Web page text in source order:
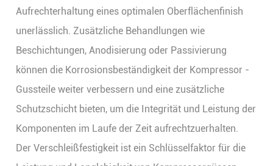
Aufrechterhaltung eines optimalen Oberflächenfinish
unerlässlich. Zusätzliche Behandlungen wie
Beschichtungen, Anodisierung oder Passivierung
können die Korrosionsbeständigkeit der Kompressor -
Gussteile weiter verbessern und eine zusätzliche
Schutzschicht bieten, um die Integrität und Leistung der
Komponenten im Laufe der Zeit aufrechtzuerhalten.
Der Verschleißfestigkeit ist ein Schlüsselfaktor für die